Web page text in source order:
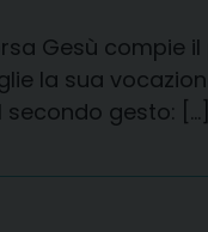
Gesù compie
la sua
gesto: […]